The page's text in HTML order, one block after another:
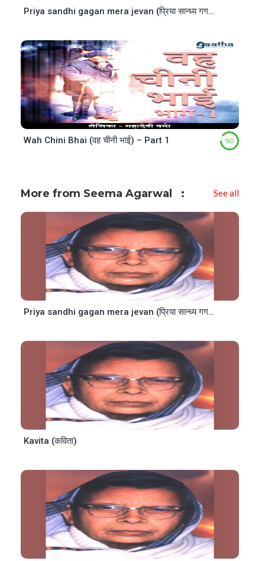
Priya sandhi gagan mera jevan (प्रिया सान्ध्य गगन मेरा जीवन)
Wah Chini Bhai (वह चीनी भाई) – Part 1 9.0
More from Seema Agarwal See all
Priya sandhi gagan mera jevan (प्रिया सान्ध्य गगन मेरा जीवन)
Kavita (कविता)